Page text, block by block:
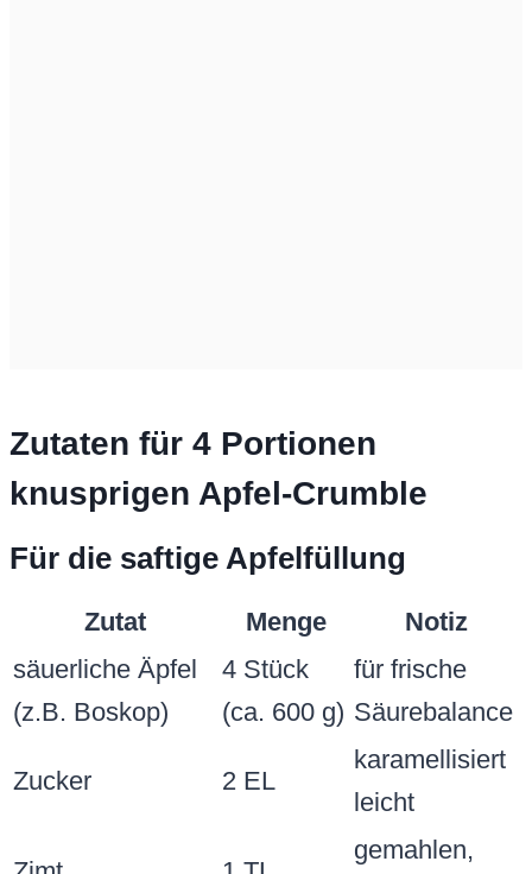
Zutaten für 4 Portionen
knusprigen Apfel-Crumble
Für die saftige Apfelfüllung
Zutat Menge
Notiz
säuerliche Äpfel
(z.B. Boskop)
4 Stück
(ca. 600 g)
für frische
Säurebalance
Zucker 2 EL
karamellisiert
leicht
gemahlen,